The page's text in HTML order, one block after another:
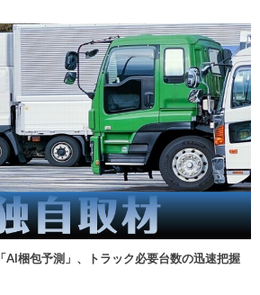
AI梱包予測」、トラック必要台数の迅速把握